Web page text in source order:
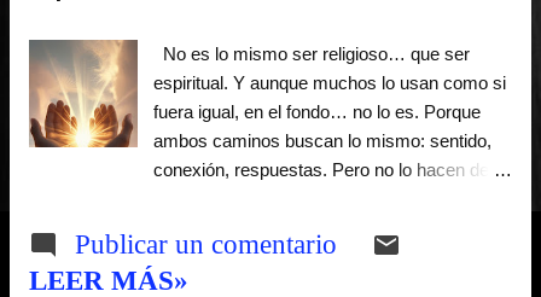
a
d
a
No es lo mismo ser religioso… que ser
espiritual. Y aunque muchos lo usan como si
fuera igual, en el fondo… no lo es. Porque
ambos caminos buscan lo mismo: sentido,
conexión, respuestas. Pero no lo hacen de la
más allá de lo visible. ¿Por qué estamos
aquí? ¿Qué hay después? ¿Qué significa
Publicar un comentario
LEER MÁS»